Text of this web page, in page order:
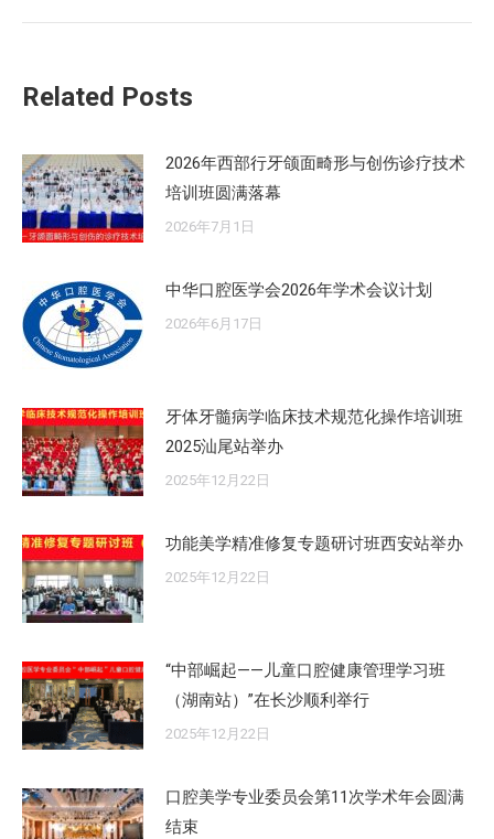
的
Related Posts
2026年西部行牙颌面畸形与创伤诊疗技术
培训班圆满落幕
2026年7月1日
中华口腔医学会2026年学术会议计划
2026年6月17日
牙体牙髓病学临床技术规范化操作培训班
2025汕尾站举办
2025年12月22日
功能美学精准修复专题研讨班西安站举办
2025年12月22日
“中部崛起——儿童口腔健康管理学习班
（湖南站）”在长沙顺利举行
2025年12月22日
口腔美学专业委员会第11次学术年会圆满
结束